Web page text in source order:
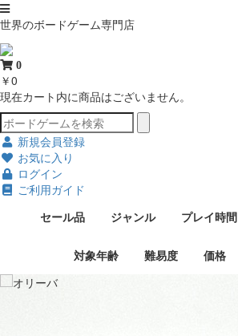
世界のボードゲーム専門店
0
￥0
現在カート内に商品はございません。
新規会員登録
お気に入り
ログイン
ご利用ガイド
セール品
ジャンル プレイ時間
対象年齢 難易度 価格